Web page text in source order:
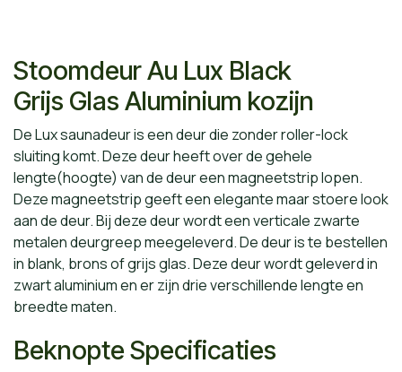
Stoomdeur Au Lux Black
Grijs Glas Aluminium kozijn
De Lux saunadeur is een deur die zonder roller-lock
sluiting komt. Deze deur heeft over de gehele
lengte(hoogte) van de deur een magneetstrip lopen.
Deze magneetstrip geeft een elegante maar stoere look
aan de deur. Bij deze deur wordt een verticale zwarte
metalen deurgreep meegeleverd. De deur is te bestellen
in blank, brons of grijs glas. Deze deur wordt geleverd in
zwart aluminium en er zijn drie verschillende lengte en
breedte maten.
Beknopte Specificaties